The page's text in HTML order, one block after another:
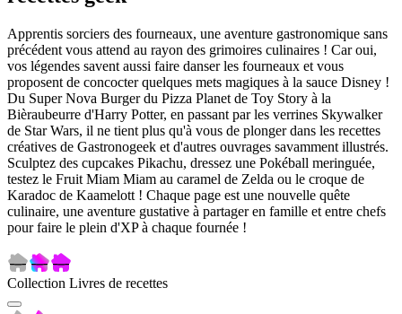
Apprentis sorciers des fourneaux, une aventure gastronomique sans
précédent vous attend au rayon des grimoires culinaires ! Car oui,
vos légendes savent aussi faire danser les fourneaux et vous
proposent de concocter quelques mets magiques à la sauce Disney !
Du Super Nova Burger du Pizza Planet de Toy Story à la
Bièraubeurre d'Harry Potter, en passant par les verrines Skywalker
de Star Wars, il ne tient plus qu'à vous de plonger dans les recettes
créatives de Gastronogeek et d'autres ouvrages savamment illustrés.
Sculptez des cupcakes Pikachu, dressez une Pokéball meringuée,
testez le Fruit Miam Miam au caramel de Zelda ou le croque de
Karadoc de Kaamelott ! Chaque page est une nouvelle quête
culinaire, une aventure gustative à partager en famille et entre chefs
pour faire le plein d'XP à chaque fournée !
Collection Livres de recettes